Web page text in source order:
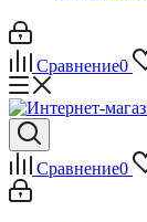
Сравнение0
Сравнение0